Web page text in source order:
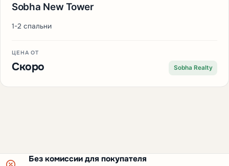
Sobha New Tower
1-2 спальни
ЦЕНА ОТ
Скоро Sobha Realty
Без комиссии для покупателя